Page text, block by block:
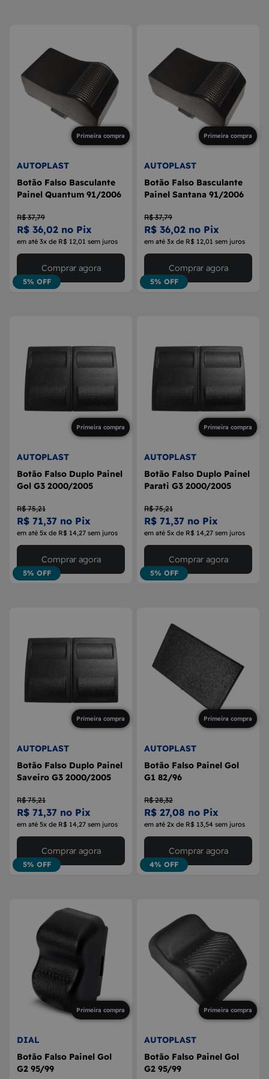
MÁQUINA DE VIDRO
Primeira compra
AUTOPLAST
Botão Falso Basculante
Painel Quantum 91/2006
R$ 37,79
R$ 36,02 no Pix
em até 3x de R$ 12,01 sem juros
5% OFF
Comprar agora
Primeira compra
AUTOPLAST
Botão Falso Basculante
Painel Santana 91/2006
R$ 37,79
R$ 36,02 no Pix
em até 3x de R$ 12,01 sem juros
5% OFF
Comprar agora
Primeira compra
AUTOPLAST
Botão Falso Duplo Painel
Gol G3 2000/2005
R$ 75,21
R$ 71,37 no Pix
em até 5x de R$ 14,27 sem juros
5% OFF
Comprar agora
Primeira compra
AUTOPLAST
Botão Falso Duplo Painel
Parati G3 2000/2005
R$ 75,21
R$ 71,37 no Pix
em até 5x de R$ 14,27 sem juros
5% OFF
Comprar agora
Primeira compra
AUTOPLAST
Botão Falso Duplo Painel
Saveiro G3 2000/2005
R$ 75,21
R$ 71,37 no Pix
em até 5x de R$ 14,27 sem juros
5% OFF
Comprar agora
Primeira compra
AUTOPLAST
Botão Falso Painel Gol
G1 82/96
R$ 28,32
R$ 27,08 no Pix
em até 2x de R$ 13,54 sem juros
4% OFF
Comprar agora
Primeira compra
DIAL
Botão Falso Painel Gol
G2 95/99
Primeira compra
AUTOPLAST
Botão Falso Painel Gol
G2 95/99